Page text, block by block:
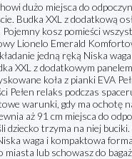
dużo miejsca do
Budka XXL z dodatkową
kosz pomieści
Lionelo Emerald
jedną ręką Niska
XXL z dodatkowym
koła z pianki EVA
Pełen relaks podczas
warunki, gdy ma ochotę
aż 91 cm miejsca do
trzyma na niej buciki.
waga i kompaktowa
miasta lub schowasz do